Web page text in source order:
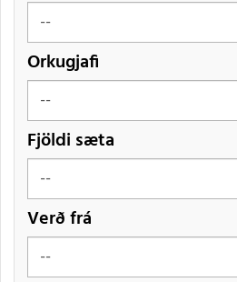
Orkugjafi
Fjöldi sæta
Verð frá